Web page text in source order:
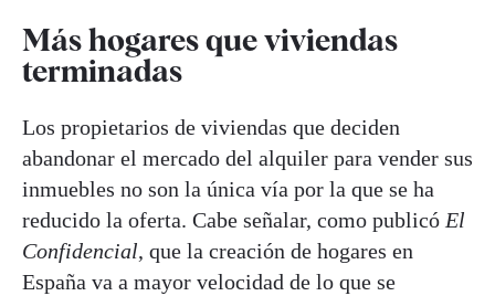
Más hogares que viviendas
terminadas
Los propietarios de viviendas que deciden
abandonar el mercado del alquiler para vender sus
inmuebles no son la única vía por la que se ha
reducido la oferta. Cabe señalar, como publicó El
Confidencial, que la creación de hogares en
España va a mayor velocidad de lo que se